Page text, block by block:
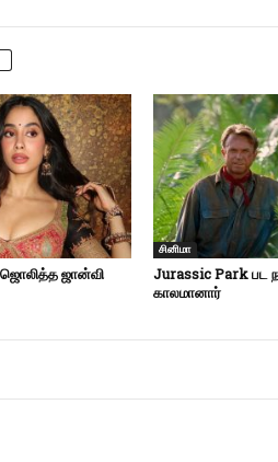
ஜான்வி
சி‌னிமா
Jurassic Park பட
காலமானார்